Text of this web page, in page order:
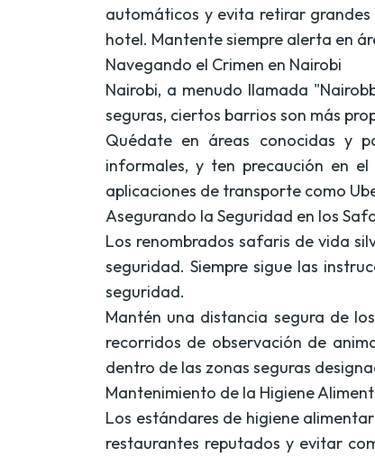
automáticos y evita retirar
hotel. Mantente siempre alerta en
Navegando el Crimen en Nairobi
Nairobi, a menudo llamada
seguras, ciertos barrios son más
Quédate en áreas conocidas y
informales, y ten precaución en
aplicaciones de transporte como
Asegurando la Seguridad en los
Los renombrados safaris de vida
seguridad. Siempre sigue las
seguridad.
Mantén una distancia segura de
recorridos de observación de
dentro de las zonas seguras
Mantenimiento de la Higiene
Los estándares de higiene
restaurantes reputados y evitar